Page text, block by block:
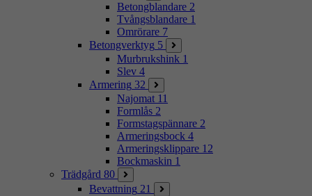
Betongblandare 2
Tvångsblandare 1
Omrörare 7
Betongverktyg 5
Murbrukshink 1
Slev 4
Armering 32
Najomat 11
Formlås 2
Formstagspännare 2
Armeringsbock 4
Armeringsklippare 12
Bockmaskin 1
Trädgård 80
Bevattning 21